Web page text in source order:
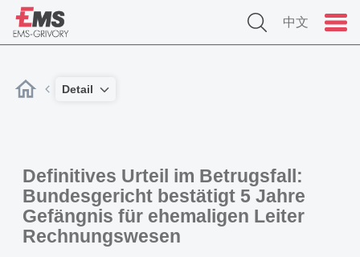
中文
Detail
Definitives Urteil im Betrugsfall:
Bundesgericht bestätigt 5 Jahre
Gefängnis für ehemaligen Leiter
Rechnungswesen